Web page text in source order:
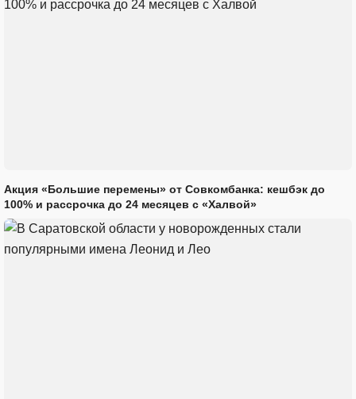
Акция «Большие перемены» от Совкомбанка: кешбэк до
100% и рассрочка до 24 месяцев с «Халвой»